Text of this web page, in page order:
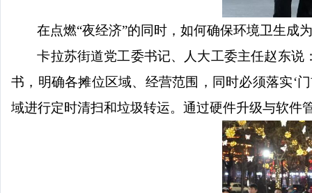
在点燃“夜经济”的同时，如何确保环境卫生成
卡拉苏街道党工委书记、人大工委主任赵东说
书，明确各摊位区域、经营范围，同时必须落实‘
域进行定时清扫和垃圾转运。通过硬件升级与软件